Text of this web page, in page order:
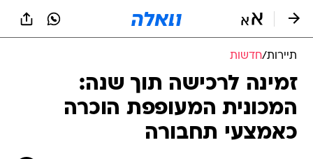
תיירות/חדשות
זמינה לרכישה תוך שנה:
המכונית המעופפת הוכרה
כאמצעי תחבורה